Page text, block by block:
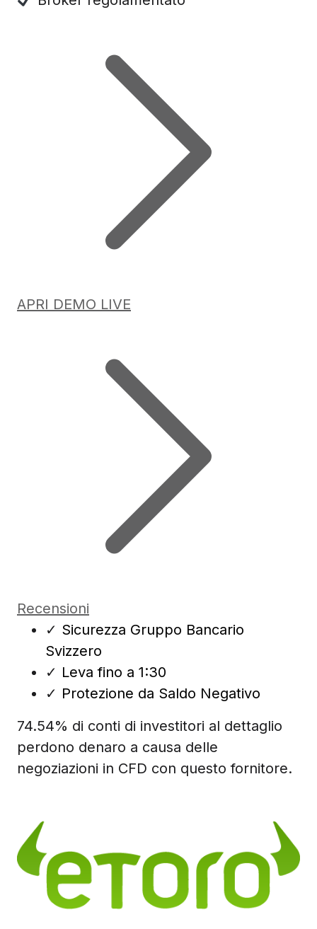
APRI DEMO LIVE
Recensioni
✓ Sicurezza Gruppo Bancario
Svizzero
✓ Leva fino a 1:30
✓ Protezione da Saldo Negativo
74.54% di conti di investitori al dettaglio
perdono denaro a causa delle
negoziazioni in CFD con questo fornitore.